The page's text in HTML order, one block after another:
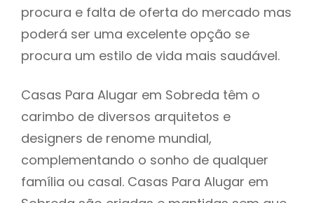
procura e falta de oferta do mercado mas
poderá ser uma excelente opção se
procura um estilo de vida mais saudável.
Casas Para Alugar em Sobreda têm o
carimbo de diversos arquitetos e
designers de renome mundial,
complementando o sonho de qualquer
família ou casal. Casas Para Alugar em